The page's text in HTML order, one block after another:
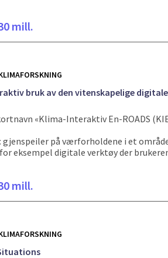
mill.
bruk av den vitenskapelige
«Klima-Interaktiv En-ROADS
på værforholdene i et
eksempel digitale verktøy der
mill.